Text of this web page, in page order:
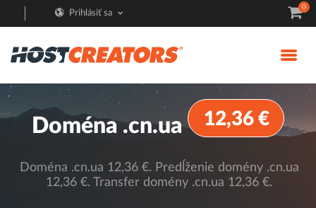
Prihlásiť sa
0
Doména .cn.ua 12,36 €
Doména .cn.ua 12,36 €. Predĺženie domény .cn.ua
12,36 €. Transfer domény .cn.ua 12,36 €.